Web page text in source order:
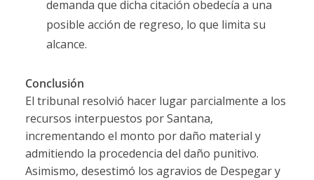
demanda que dicha citación obedecía a una
posible acción de regreso, lo que limita su
alcance.
Conclusión
El tribunal resolvió hacer lugar parcialmente a los
recursos interpuestos por Santana,
incrementando el monto por daño material y
admitiendo la procedencia del daño punitivo.
Asimismo, desestimó los agravios de Despegar y